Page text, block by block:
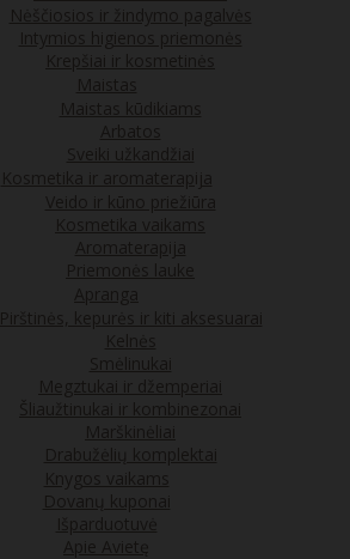
Nėščiosios ir žindymo pagalvės
Intymios higienos priemonės
Krepšiai ir kosmetinės
Maistas
Maistas kūdikiams
Arbatos
Sveiki užkandžiai
Kosmetika ir aromaterapija
Veido ir kūno priežiūra
Kosmetika vaikams
Aromaterapija
Priemonės lauke
Apranga
Pirštinės, kepurės ir kiti aksesuarai
Kelnės
Smėlinukai
Megztukai ir džemperiai
Šliaužtinukai ir kombinezonai
Marškinėliai
Drabužėlių komplektai
Knygos vaikams
Dovanų kuponai
Išparduotuvė
Apie Avietę